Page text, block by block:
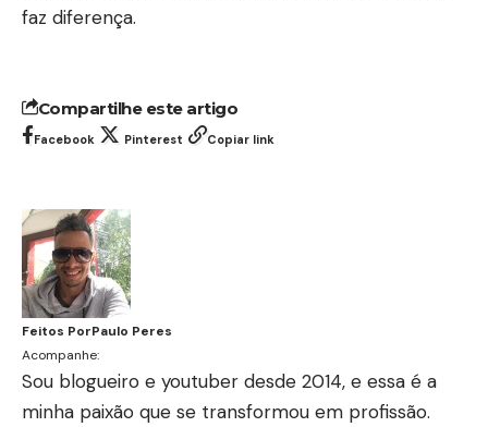
faz diferença.
Compartilhe este artigo
Facebook Pinterest Copiar link
Feitos PorPaulo Peres
Acompanhe:
Sou blogueiro e youtuber desde 2014, e essa é a
minha paixão que se transformou em profissão.